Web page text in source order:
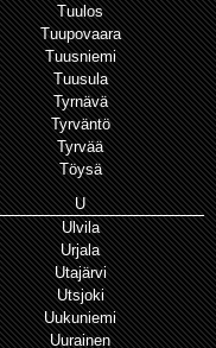
Tuulos
Tuupovaara
Tuusniemi
Tuusula
Tyrnävä
Tyrväntö
Tyrvää
Töysä
U
Ulvila
Urjala
Utajärvi
Utsjoki
Uukuniemi
Uurainen